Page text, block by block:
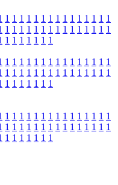
1 1 1 1 1 1 1 1 1 1 1 1 1 1 1
1 1 1 1 1 1 1 1 1 1 1 1 1 1 1
1 1 1 1 1 1 1
1 1 1 1 1 1 1 1 1 1 1 1 1 1 1
1 1 1 1 1 1 1 1 1 1 1 1 1 1 1
1 1 1 1 1 1 1
1 1 1 1 1 1 1 1 1 1 1 1 1 1 1
1 1 1 1 1 1 1 1 1 1 1 1 1 1 1
1 1 1 1 1 1 1